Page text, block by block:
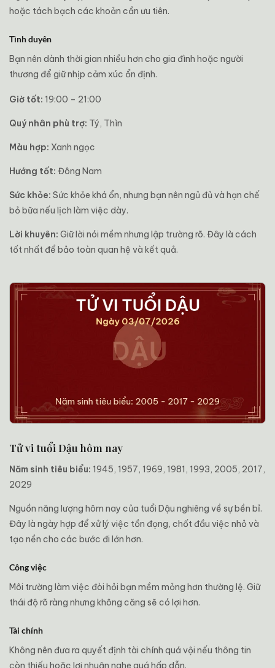
hoặc tách bạch các khoản cần ưu tiên.
Tình duyên
Bạn nên dành thời gian nhiều hơn cho gia đình hoặc người
thương để giữ nhịp cảm xúc ổn định.
Giờ tốt: 19:00 – 21:00
Quý nhân phù trợ: Tý, Thìn
Màu hợp: Xanh ngọc
Hướng tốt: Đông Nam
Sức khỏe: Sức khỏe khá ổn, nhưng bạn nên ngủ đủ và hạn chế
bỏ bữa nếu lịch làm việc dày.
Lời khuyên: Giữ lời nói mềm nhưng lập trường rõ. Đây là cách
tốt nhất để bảo toàn quan hệ và kết quả.
Tử vi tuổi Dậu hôm nay
Năm sinh tiêu biểu: 1945, 1957, 1969, 1981, 1993, 2005, 2017,
2029
Nguồn năng lượng hôm nay của tuổi Dậu nghiêng về sự bền bỉ.
Đây là ngày hợp để xử lý việc tồn đọng, chốt đầu việc nhỏ và
tạo nền cho các bước đi lớn hơn.
Công việc
Môi trường làm việc đòi hỏi bạn mềm mỏng hơn thường lệ. Giữ
thái độ rõ ràng nhưng không căng sẽ có lợi hơn.
Tài chính
Không nên đưa ra quyết định tài chính quá vội nếu thông tin
còn thiếu hoặc lợi nhuận nghe quá hấp dẫn.